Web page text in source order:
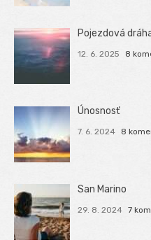
Pojezdová
12. 6. 2025 8
Únosnosť
7. 6. 2024 8
San Marino
29. 8. 2024 7